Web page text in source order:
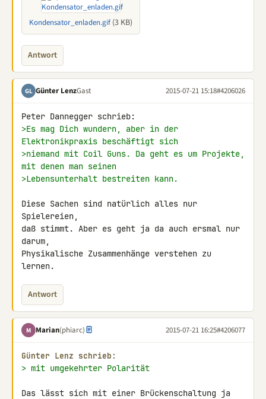
Kondensator_enladen.gif (3 KB)
Antwort
GL Günter LenzGast 2015-07-21 15:18#4206026
>Es mag Dich wundern, aber in der
Elektronikpraxis beschäftigt sich
>niemand mit Coil Guns. Da geht es um Projekte,
mit denen man seinen
>Lebensunterhalt bestreiten kann.
Diese Sachen sind natürlich alles nur
Spielereien,
daß stimmt. Aber es geht ja da auch ersmal nur
darum,
Physikalische Zusammenhänge verstehen zu
lernen.
Antwort
M Marian(phiarc) 2015-07-21 16:25#4206077
Günter Lenz schrieb:
> mit umgekehrter Polarität
Das lässt sich mit einer Brückenschaltung ja